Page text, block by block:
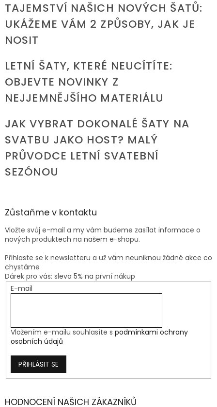
TAJEMSTVÍ NAŠICH NOVÝCH ŠATŮ:
UKÁŽEME VÁM 2 ZPŮSOBY, JAK JE
NOSIT
LETNÍ ŠATY, KTERÉ NEUCÍTÍTE:
OBJEVTE NOVINKY Z
NEJJEMNĚJŠÍHO MATERIÁLU
JAK VYBRAT DOKONALÉ ŠATY NA
SVATBU JAKO HOST? MALÝ
PRŮVODCE LETNÍ SVATEBNÍ
SEZÓNOU
Zůstaňme v kontaktu
Vložte svůj e-mail a my vám budeme zasílat informace o
nových produktech na našem e-shopu.
Přihlaste se k newsletteru a už vám neuniknou žádné akce co
chystáme
Dárek pro vás: sleva 5% na první nákup
E-mail
Vložením e-mailu souhlasíte s podmínkami ochrany
osobních údajů
PŘIHLÁSIT SE
HODNOCENÍ NAŠICH ZÁKAZNÍKŮ